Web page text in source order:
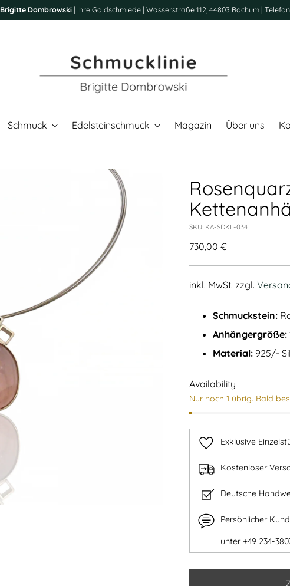
Brigitte Dombrowski | Ihre Goldschmiede | Wasserstraße 112, 44803 Bochum |
Schmuck Edelsteinschmuck Magazin Über uns
SKU: KA-SDKL-034
Regulärer
730,00 €
inkl. MwSt. zzgl.
Schmuckstein:
Anhängergröße:
Material:925/-
Availability
Nur noch 1 übrig. Bald
Exklusive
Kostenloser
Deutsche
Persönlicher
unter +49 234-